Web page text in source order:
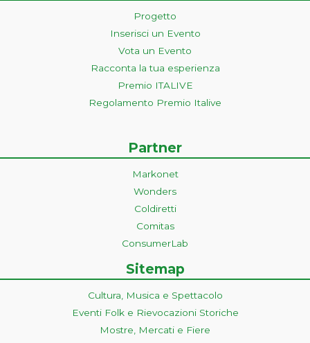
Progetto
Inserisci un Evento
Vota un Evento
Racconta la tua esperienza
Premio ITALIVE
Regolamento Premio Italive
Partner
Markonet
Wonders
Coldiretti
Comitas
ConsumerLab
Sitemap
Cultura, Musica e Spettacolo
Eventi Folk e Rievocazioni Storiche
Mostre, Mercati e Fiere